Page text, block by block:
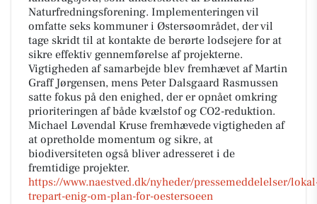
Naturfredningsforening. Implementeringen vil
omfatte seks kommuner i Østersøområdet, der vil
tage skridt til at kontakte de berørte lodsejere for at
sikre effektiv gennemførelse af projekterne.
Vigtigheden af samarbejde blev fremhævet af Martin
Graff Jørgensen, mens Peter Dalsgaard Rasmussen
satte fokus på den enighed, der er opnået omkring
prioriteringen af både kvælstof og CO2-reduktion.
Michael Løvendal Kruse fremhævede vigtigheden af
at opretholde momentum og sikre, at
biodiversiteten også bliver adresseret i de
fremtidige projekter.
https://www.naestved.dk/nyheder/pressemeddelelser/
trepart-enig-om-plan-for-oestersoeen